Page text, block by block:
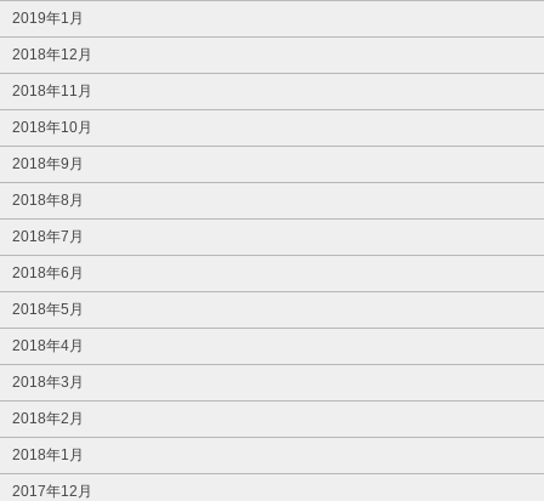
2019年1月
2018年12月
2018年11月
2018年10月
2018年9月
2018年8月
2018年7月
2018年6月
2018年5月
2018年4月
2018年3月
2018年2月
2018年1月
2017年12月